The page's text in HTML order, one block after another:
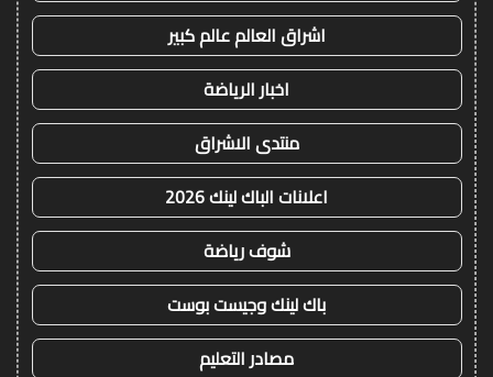
اشراق العالم عالم كبير
اخبار الرياضة
منتدى الاشراق
اعلانات الباك لينك 2026
شوف رياضة
باك لينك وجيست بوست
مصادر التعليم